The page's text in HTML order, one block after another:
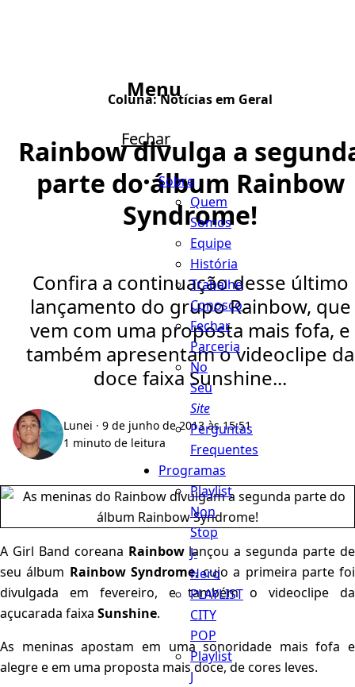
Menu
Fechar
Sobre
Quem
Somos
Equipe
História
Trabalhe
Conosco
Fechar
Parceria
No
Seu
Site
Perguntas
Frequentes
Programas
Playlist
Non
Stop
J-
Hero
PLAYLIST
CITY
POP
Playlist
J
Coluna:Notícias em Geral
Rainbow divulga a
parte do álbum Rainbow
Syndrome!
Confira a continuação desse último
lançamento do grupo Rainbow, que
vem com uma proposta mais fofa, e
também apresentam o videoclipe da
doce faixa Sunshine...
Lunei · 9 de junho de 2013 às 15:51
1 minuto de leitura
A Girl Band coreana Rainbowlançou a segunda parte de
seu álbum Rainbow Syndrome, cujo a primeira parte foi
divulgada em fevereiro, e também o videoclipe da
açucarada faixa Sunshine.
As meninas apostam em uma sonoridade mais fofa e
alegre e em uma proposta mais doce, de cores leves.